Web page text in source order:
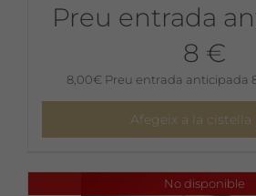
Preu entrada
8 €
8,00€ Preu entrada anticipada
Afegeix a la cistella
No disponible